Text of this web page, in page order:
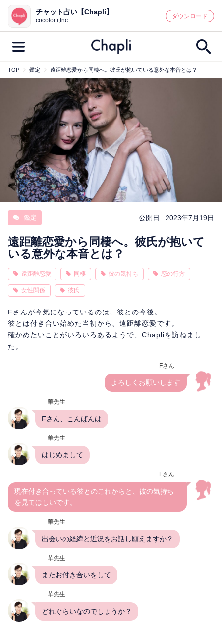
鑑定記事・占い師検索
最新記事一覧
人気記事一覧
カテゴリー別
鑑定 占い師 キャンペーン
キーワード別
彼の気持ち 恋の行方 時期
今週の運勢 彼氏 片思い 結婚
相性
チャット占い【Chapli】
cocoloni,Inc.
ダウンロード
TOP 鑑定 遠距離恋愛から同棲へ。彼氏が抱いている意外な本音とは？
鑑定 公開日 : 2023年7月19日
遠距離恋愛から同棲へ。彼氏が抱いて
いる意外な本音とは？
遠距離恋愛 同棲 彼の気持ち 恋の行方
女性関係 彼氏
Fさんが今気になっているのは、彼との今後。
彼とは付き合い始めた当初から、遠距離恋愛です。
確かめたいことがいろいろあるようで、Chapliを訪ねまし
た。
Fさん
よろしくお願いします
華先生
Fさん、こんばんは
華先生
はじめまして
Fさん
現在付き合っている彼とのこれからと、彼の気持ち
を見てほしいです。
華先生
出会いの経緯と近況をお話し願えますか？
華先生
またお付き合いをして
華先生
どれぐらいなのでしょうか？